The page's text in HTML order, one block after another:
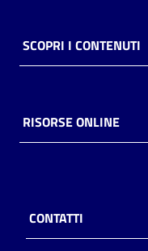
Archivio
Decentrate
lettura
SCOPRI I CONTENUTI
RISORSE ONLINE
CONTATTI